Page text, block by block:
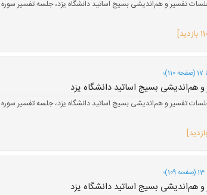
هم‌اندیشی بسیج اساتید دانشگاه یزد
هم‌اندیشی بسیج اساتید دانشگاه یزد